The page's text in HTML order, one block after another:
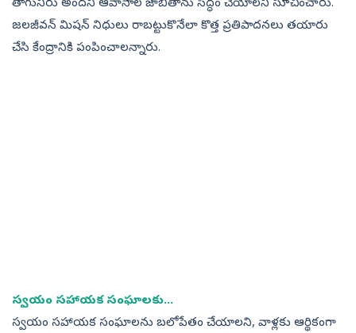
తాగునీరు అందని ఆవాసాల జాబితాను సిద్ధం చేయాలని సూచించారు.
జలజీవన్‌ మిషన్‌ నిధులు రాబట్టుకొనేలా కొత్త ప్రతిపాదనలు తయారు
చేసి కేంద్రానికి పంపించాలన్నారు.
స్వయం సహాయక సంఘాలకు...
స్వయం సహాయక సంఘాలను బలోపేతం చేయాలని, వాళ్లకు ఆర్థికంగా